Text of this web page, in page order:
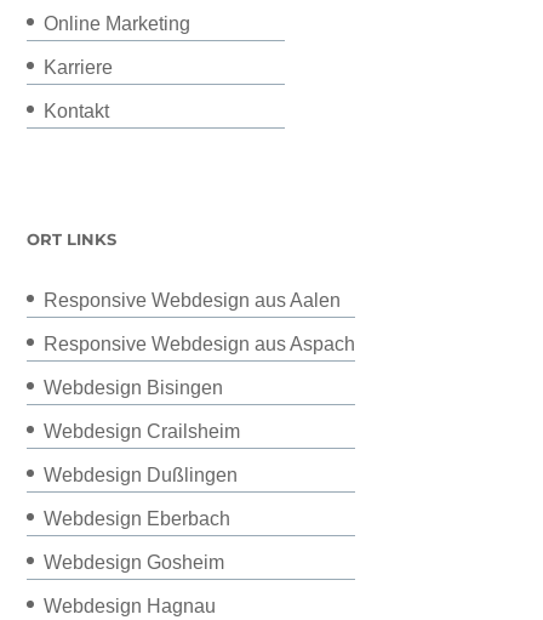
Online Marketing
Karriere
Kontakt
ORT LINKS
Responsive Webdesign aus Aalen
Responsive Webdesign aus Aspach
Webdesign Bisingen
Webdesign Crailsheim
Webdesign Dußlingen
Webdesign Eberbach
Webdesign Gosheim
Webdesign Hagnau